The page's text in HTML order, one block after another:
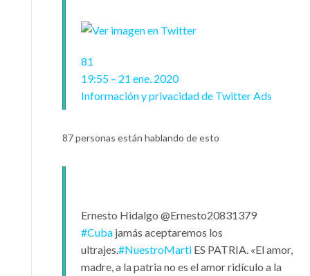
81
19:55 – 21 ene. 2020
Información y privacidad de Twitter Ads
87 personas están hablando de esto
Ernesto Hidalgo @Ernesto20831379
#Cuba jamás aceptaremos los
ultrajes. #NuestroMarti ES PATRIA. «El amor,
madre, a la patria no es el amor ridículo a la